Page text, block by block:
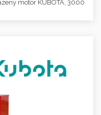
motor KUBOTA, 3000